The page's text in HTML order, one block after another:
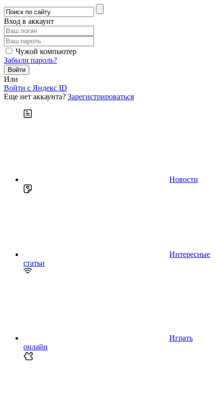
Вход в аккаунт
Чужой компьютер
Забыли пароль?
Или
Войти c Яндекс ID
Еще нет аккаунта? Зарегистрироваться
Новости
Интересные
статьи
Играть
онлайн